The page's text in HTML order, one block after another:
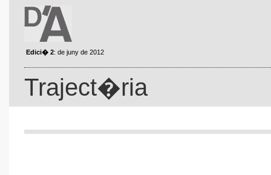
Edici� 2: de juny de 2012
Traject�ria